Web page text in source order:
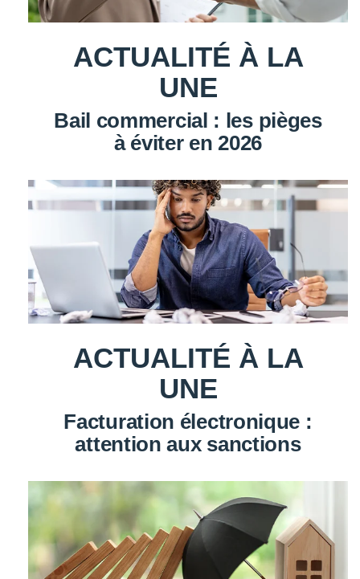
ACTUALITÉ À LA
UNE
Bail commercial : les pièges
à éviter en 2026
ACTUALITÉ À LA
UNE
Facturation électronique :
attention aux sanctions